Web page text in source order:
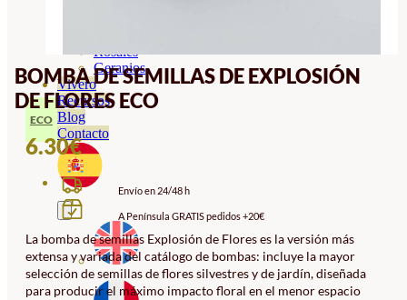
Rosales
Geranios
Vivero
Recursos
Blog
Contacto
BOMBA DE SEMILLAS DE EXPLOSIÓN
DE FLORES ECO
ECO
6.30€
Envío en 24/48 h
A Península GRATIS pedidos +20€
La bomba de semillas Explosión de Flores es la versión más
extensa y variada del catálogo de bombas: incluye la mayor
selección de semillas de flores silvestres y de jardín, diseñada
para producir el máximo impacto floral en el menor espacio